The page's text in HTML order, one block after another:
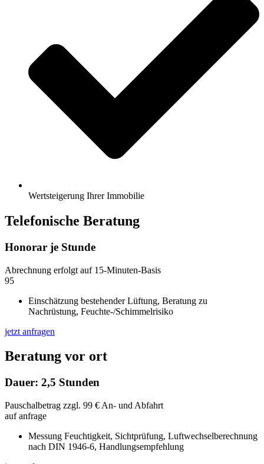
Wertsteigerung Ihrer Immobilie
Telefonische Beratung
Honorar je Stunde
Abrechnung erfolgt auf 15-Minuten-Basis
95
Einschätzung bestehender Lüftung, Beratung zu
Nachrüstung, Feuchte-/Schimmelrisiko
jetzt anfragen
Beratung vor ort
Dauer: 2,5 Stunden
Pauschalbetrag zzgl. 99 € An- und Abfahrt
auf anfrage
Messung Feuchtigkeit, Sichtprüfung, Luftwechselberechnung
nach DIN 1946-6, Handlungsempfehlung